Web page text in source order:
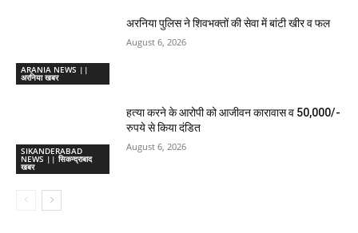
ARANIA NEWS ||
अरनिया खबर
अरनिया पुलिस ने शिवभक्तों की सेवा में बांटी खीर व फल
August 6, 2026
SIKANDERABAD
NEWS || सिकन्द्राबाद
खबर
हत्या करने के आरोपी को आजीवन कारावास व 50,000/-
रुपये से किया दंडित
August 6, 2026